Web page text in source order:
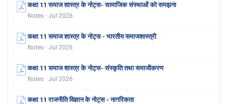
कक्षा 11 समाज शास्त्र के नोट्स- सामाजिक संस्थाओं को समझना
Notes · Jul 2026
कक्षा 11 समाज शास्त्र के नोट्स - भारतीय समाजशास्त्री
Notes · Jul 2026
कक्षा 11 समाज शास्त्र के नोट्स- संस्कृति तथा समाजीकरण
Notes · Jul 2026
कक्षा 11 राजनीति विज्ञान के नोट्स - नागरिकता